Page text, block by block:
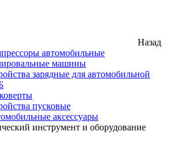
Назад
автомобильные
машины
зарядные для автомобильной
пусковые
аксессуары
инструмент и оборудование